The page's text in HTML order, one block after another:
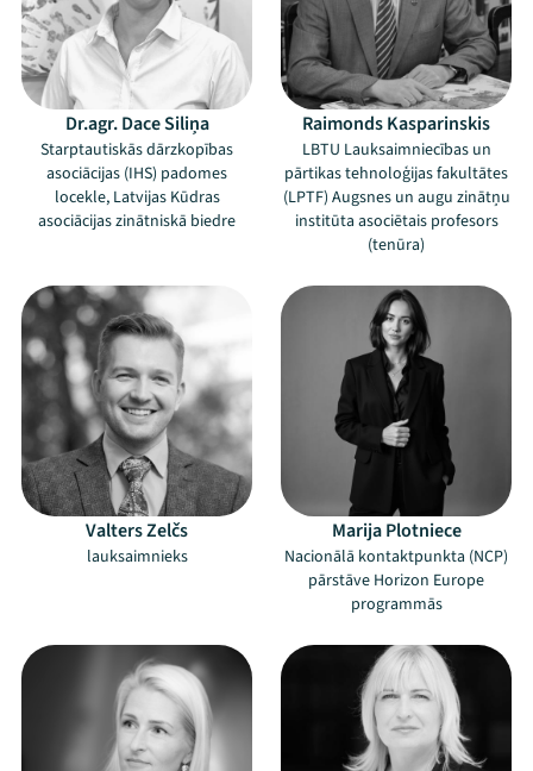
Dr.agr. Dace Siliņa
Starptautiskās dārzkopības
asociācijas (IHS) padomes
locekle, Latvijas Kūdras
asociācijas zinātniskā biedre
Raimonds Kasparinskis
LBTU Lauksaimniecības un
pārtikas tehnoloģijas fakultātes
(LPTF) Augsnes un augu zinātņu
institūta asociētais profesors
(tenūra)
Valters Zelčs
lauksaimnieks
Marija Plotniece
Nacionālā kontaktpunkta (NCP)
pārstāve Horizon Europe
programmās